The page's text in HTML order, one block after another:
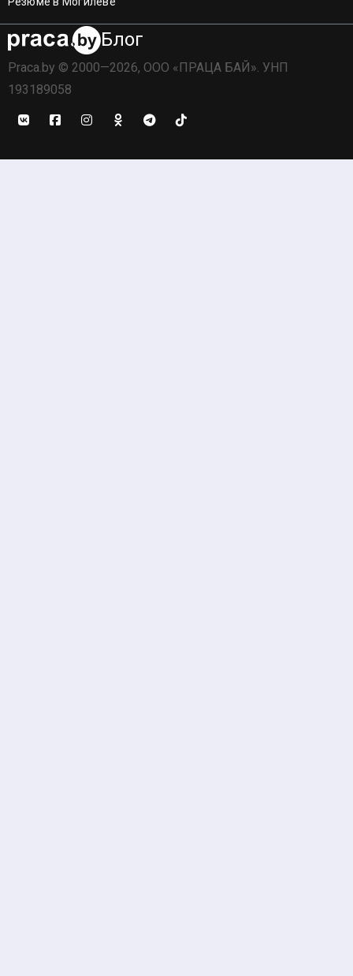
Блог
Praca.by © 2000—2026, ООО «ПРАЦА БАЙ». УНП
193189058